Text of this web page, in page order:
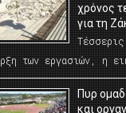
χρόνος
για τη
των εργασιών, η
Πυρ
και